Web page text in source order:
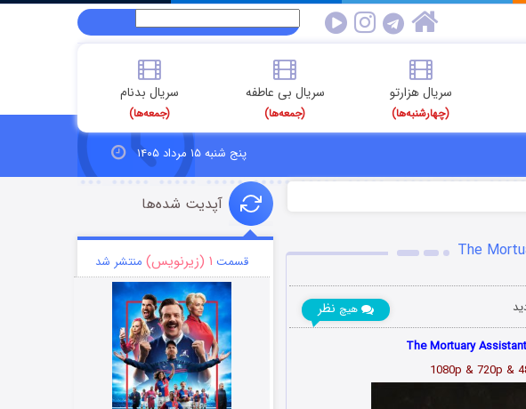
سریال هزارتو
(چهارشنبه‌ها)
سریال بی عاطفه
(جمعه‌ها)
سریال بدنام
(جمعه‌ها)
پنج شنبه ۱۵ مرداد ۱۴۰۵
هیچ نظر
آپدیت شده‌ها
قسمت ۱ (زیرنویس) منتشر شد